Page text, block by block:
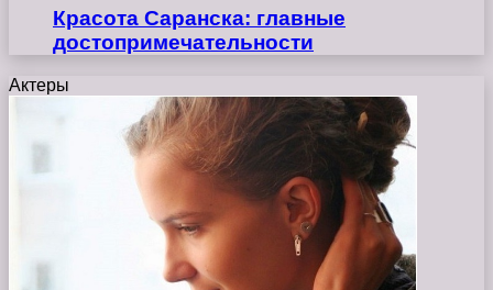
Красота Саранска: главные
достопримечательности
Актеры